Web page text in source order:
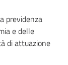
previdenza
e delle
di attuazione